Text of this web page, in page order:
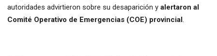
autoridades advirtieron sobre su desaparición y alertaron al
Comité Operativo de Emergencias (COE) provincial .